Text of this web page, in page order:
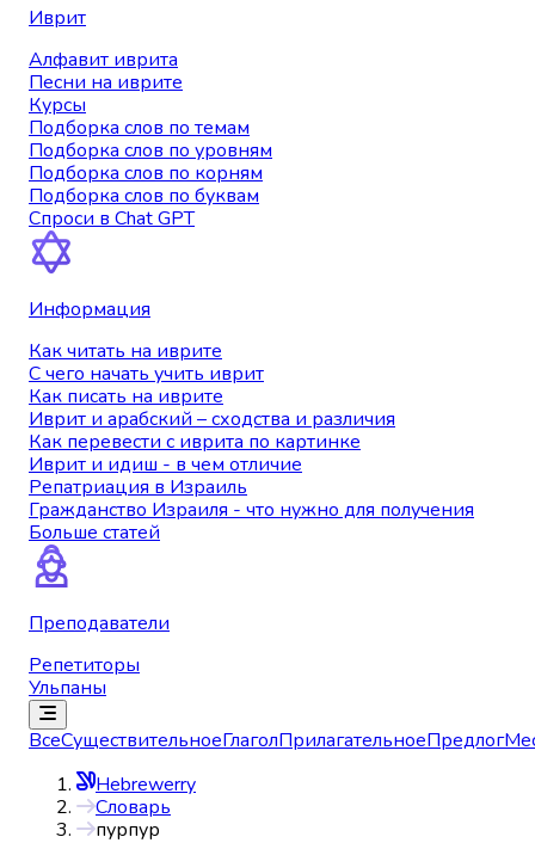
Иврит
Алфавит иврита
Песни на иврите
Курсы
Подборка слов по темам
Подборка слов по уровням
Подборка слов по корням
Подборка слов по буквам
Спроси в Chat GPT
Информация
Как читать на иврите
С чего начать учить иврит
Как писать на иврите
Иврит и арабский – сходства и различия
Как перевести с иврита по картинке
Иврит и идиш - в чем отличие
Репатриация в Израиль
Гражданство Израиля - что нужно для получения
Больше статей
Преподаватели
Репетиторы
Ульпаны
ВсеСуществительноеГлаголПрилагательноеПредлог
Hebrewerry
Словарь
пурпур